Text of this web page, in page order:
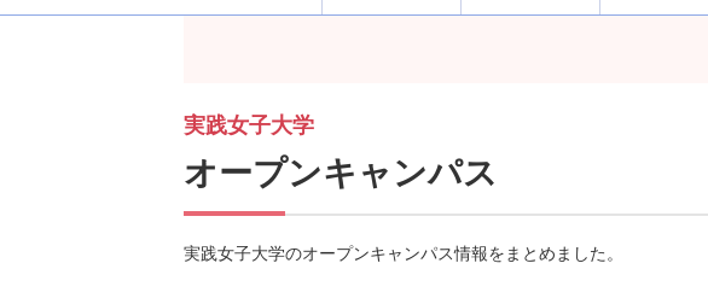
実践女子大学
オープンキャンパス
実践女子大学のオープンキャンパス情報をまとめました。